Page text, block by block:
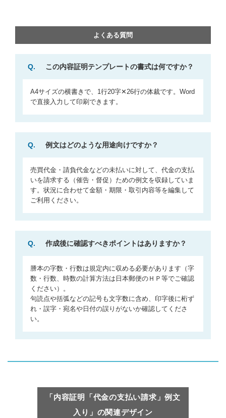
よくある質問
Q. この内容証明テンプレートの書式は何ですか？
A4サイズの横書きで、1行20字✕26行の体裁です。Word
で直接入力して印刷できます。
Q. 例文はどのような用途向けですか？
売買代金・請負代金などの未払いに対して、代金の支払
いを請求する（催告・督促）ための例文を収録していま
す。状況に合わせて金額・期限・取引内容等を編集して
ご利用ください。
Q. 作成後に確認すべきポイントはありますか？
謄本の字数・行数は規定内に収める必要があります（字
数・行数、時数の計算方法は日本郵便のＨＰ等でご確認
ください）。
句読点や括弧などの記号も文字数に含め、印字後に桁ず
れ・誤字・宛名や日付の誤りがないか確認してくださ
い。
「内容証明「代金の支払い請求」例文
入り」の関連デザイン